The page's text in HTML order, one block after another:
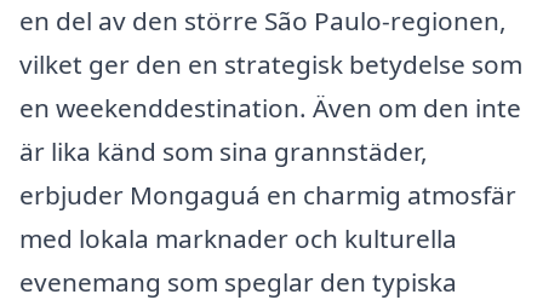
en del av den större São Paulo-regionen,
vilket ger den en strategisk betydelse som
en weekenddestination. Även om den inte
är lika känd som sina grannstäder,
erbjuder Mongaguá en charmig atmosfär
med lokala marknader och kulturella
evenemang som speglar den typiska